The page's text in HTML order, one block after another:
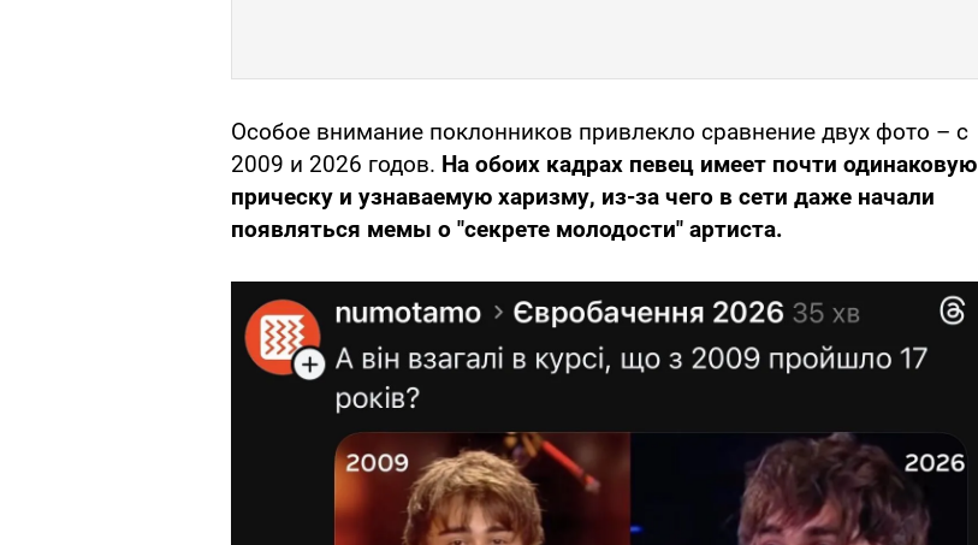
Особое внимание поклонников привлекло сравнение двух фото – с
2009 и 2026 годов. На обоих кадрах певец имеет почти одинаковую
прическу и узнаваемую харизму, из-за чего в сети даже начали
появляться мемы о "секрете молодости" артиста.